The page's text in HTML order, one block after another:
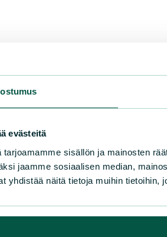
evästeitä
tarjoamamme sisällön ja mainosten
jaamme sosiaalisen median,
yhdistää näitä tietoja muihin tietoihin,